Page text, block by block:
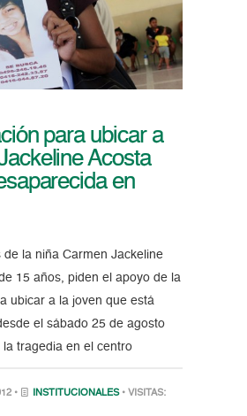
para ubicar a
Acosta
en
de la niña Carmen Jackeline
15 años, piden el apoyo de la
ubicar a la joven que está
el sábado 25 de agosto
tragedia en el centro
• INSTITUCIONALES • VISITAS: